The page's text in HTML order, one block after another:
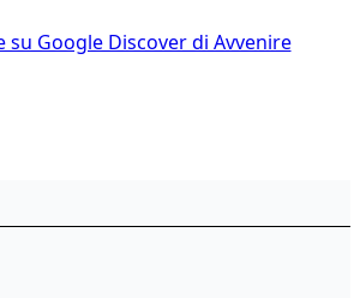
su Google Discover di Avvenire